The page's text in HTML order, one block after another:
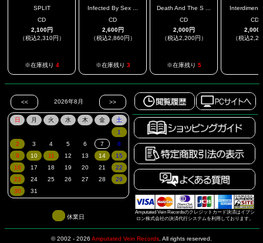
SPLIT
CD
2,100円
（税込2,310円）
※在庫残り 4
Infected By Sex ...
CD
2,600円
（税込2,860円）
※在庫残り 3
Death And The S ...
CD
2,000円
（税込2,200円）
※在庫残り 5
CD
2,000
（税込
Amputated Vein Recordsのクレジットカード決済はイプシ
ロン株式会社の決済代行システムを利用しております。
休業日
© 2002 - 2026 Amputated Vein Records All rights reserved.